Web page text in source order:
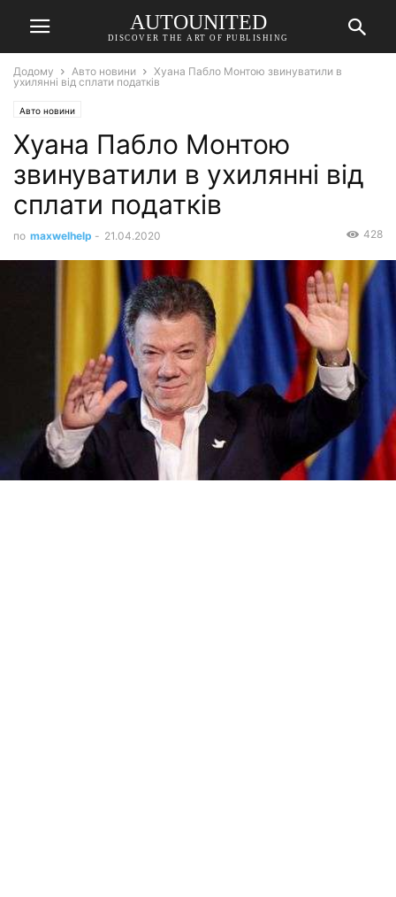
AUTOUNITED
DISCOVER THE ART OF PUBLISHING
Додому Авто новини
Хуана Пабло Монтою звинуватили в
ухилянні від сплати податків
Авто новини
Хуана Пабло Монтою
звинуватили в ухилянні від
сплати податків
по maxwelhelp - 21.04.2020 428